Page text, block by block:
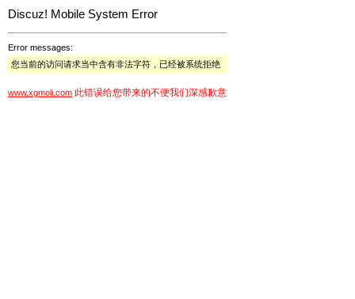
Discuz! Mobile System Error
Error messages:
您当前的访问请求当中含有非法字符，已经被系统拒绝
www.xgmoli.com 此错误给您带来的不便我们深感歉意